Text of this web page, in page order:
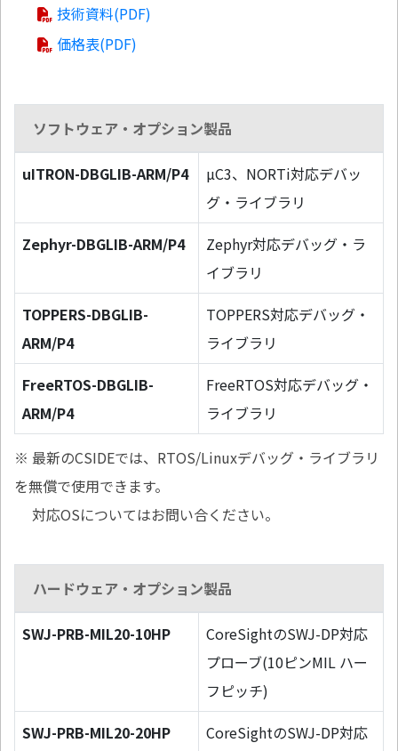
技術資料(PDF)
価格表(PDF)
ソフトウェア・オプション製品
uITRON-DBGLIB-ARM/P4
µC3、NORTi対応デバッ
グ・ライブラリ
Zephyr-DBGLIB-ARM/P4
Zephyr対応デバッグ・ラ
イブラリ
TOPPERS-DBGLIB-
ARM/P4
TOPPERS対応デバッグ・
ライブラリ
FreeRTOS-DBGLIB-
ARM/P4
FreeRTOS対応デバッグ・
ライブラリ
※ 最新のCSIDEでは、RTOS/Linuxデバッグ・ライブラリ
を無償で使用できます。
対応OSについてはお問い合ください。
ハードウェア・オプション製品
SWJ-PRB-MIL20-10HP
CoreSightのSWJ-DP対応
プローブ(10ピンMIL ハー
フピッチ)
SWJ-PRB-MIL20-20HP
CoreSightのSWJ-DP対応